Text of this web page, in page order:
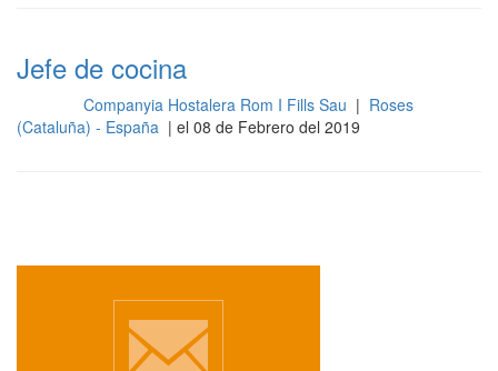
Jefe de cocina
Companyia Hostalera Rom I Fills Sau | Roses
(Cataluña) - España | el 08 de Febrero del 2019